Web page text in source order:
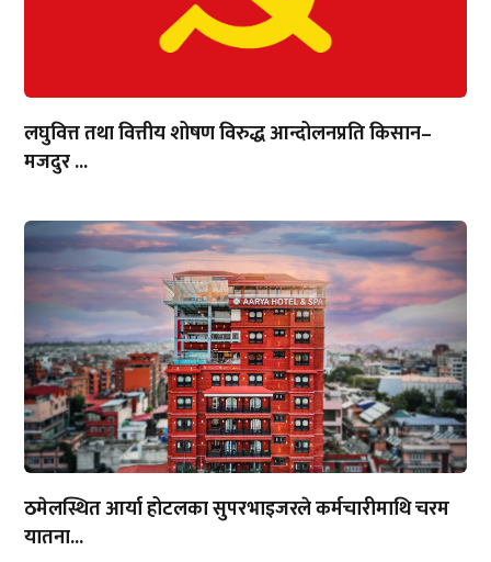
लघुवित्त तथा वित्तीय शोषण विरुद्ध आन्दोलनप्रति किसान–
मजदुर ...
ठमेलस्थित आर्या होटलका सुपरभाइजरले कर्मचारीमाथि चरम
यातना...